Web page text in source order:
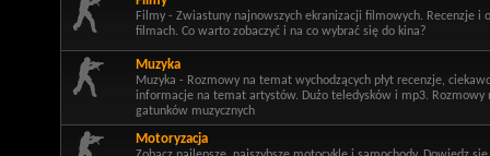
Filmy - Zwiastuny najnowszych ekranizacji filmowych. Recenzje i
filmach. Co warto zobaczyć i na co wybrać się do kina?
Muzyka
Muzyka - Rozmowy na temat wychodzących płyt recenzje,
informacje na temat artystów. Dużo teledysków i mp3. Rozmowy
gatunków muzycznych
Motoryzacja